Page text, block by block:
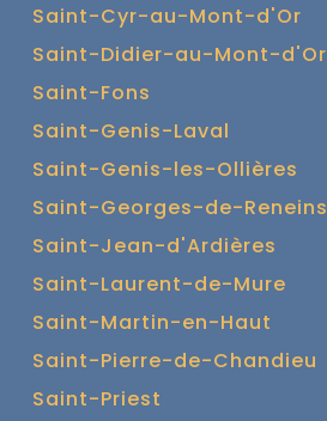
Saint-Cyr-au-Mont-d'Or
Saint-Didier-au-Mont-d'Or
Saint-Fons
Saint-Genis-Laval
Saint-Genis-les-Ollières
Saint-Georges-de-Reneins
Saint-Jean-d'Ardières
Saint-Laurent-de-Mure
Saint-Martin-en-Haut
Saint-Pierre-de-Chandieu
Saint-Priest